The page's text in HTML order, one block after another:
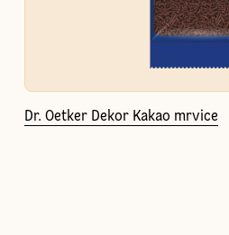
Dr. Oetker Dekor Kakao mrvice